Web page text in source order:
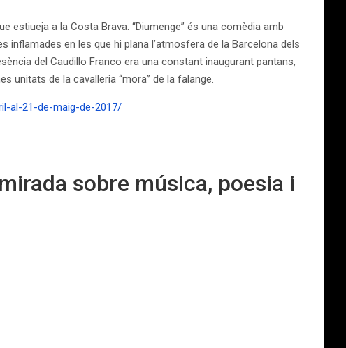
estiueja a la Costa Brava. “Diumenge” és una comèdia amb
en les que hi plana l’atmosfera de la Barcelona dels
del Caudillo Franco era una constant inaugurant pantans,
unitats de la cavalleria “mora” de la falange.
al-21-de-maig-de-2017/
sobre música, poesia i